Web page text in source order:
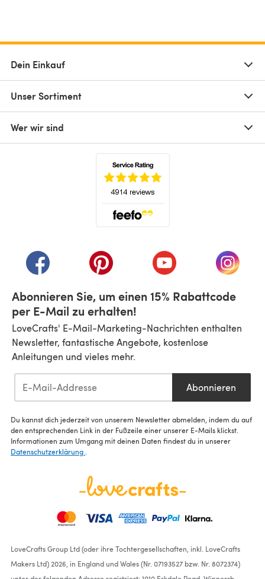
Dein Einkauf
Unser Sortiment
Wer wir sind
(öffnet sich in einem neuen Tab)
(öffnet sich in einem neuen Tab)
(öffnet sich in einem
(öffnet
Abonnieren Sie, um einen 15% Rabattcode
per E-Mail zu erhalten!
LoveCrafts' E-Mail-Marketing-Nachrichten enthalten
Newsletter, fantastische Angebote, kostenlose
Anleitungen und vieles mehr.
Abonnieren
Du kannst dich jederzeit von unserem Newsletter abmelden, indem du auf
den entsprechenden Link in der Fußzeile einer unserer E-Mails klickst.
Informationen zum Umgang mit deinen Daten findest du in unserer
Datenschutzerklärung
LoveCrafts Group Ltd (oder ihre Tochtergesellschaften, inkl. LoveCrafts
Makers Ltd) 2026, in England und Wales (Nr. 07193527 bzw. Nr. 8072374)